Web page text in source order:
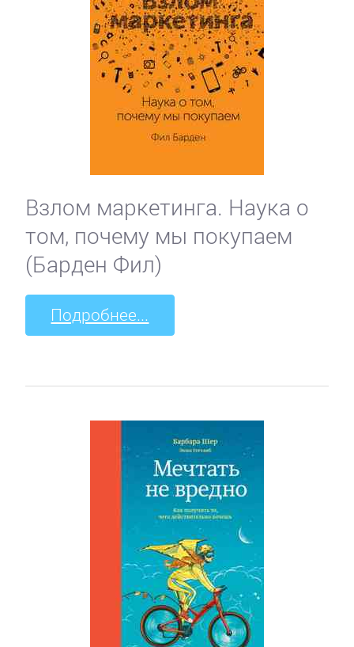
Взлом маркетинга. Наука о
том, почему мы покупаем
(Барден Фил)
Подробнее...